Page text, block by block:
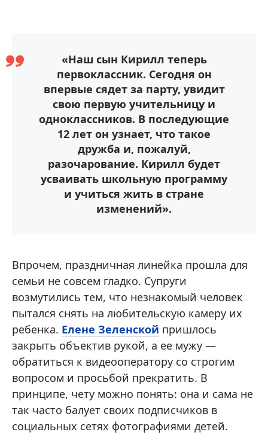
«Наш сын Кирилл теперь
первоклассник. Сегодня он
впервые сядет за парту, увидит
свою первую учительницу и
одноклассников. В последующие
12 лет он узнает, что такое
дружба и, пожалуй,
разочарование. Кирилл будет
усваивать школьную программу
и учиться жить в стране
изменений».
Впрочем, праздничная линейка прошла для
семьи не совсем гладко. Супруги
возмутились тем, что незнакомый человек
пытался снять на любительскую камеру их
ребенка. Елене Зеленской пришлось
закрыть объектив рукой, а ее мужу —
обратиться к видеооператору со строгим
вопросом и просьбой прекратить. В
принципе, чету можно понять: она и сама не
так часто балует своих подписчиков в
социальных сетях фотографиями детей.